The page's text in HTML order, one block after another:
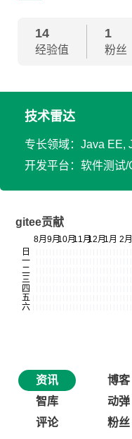
14
经验值
1
粉丝
技术雷达
专长领域：Java EE,
开发平台：软件测试/
gitee贡献
资讯 博客
智库
动弹
评论
粉丝